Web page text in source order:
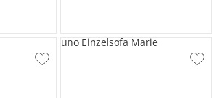
uno Einzelsofa Marie